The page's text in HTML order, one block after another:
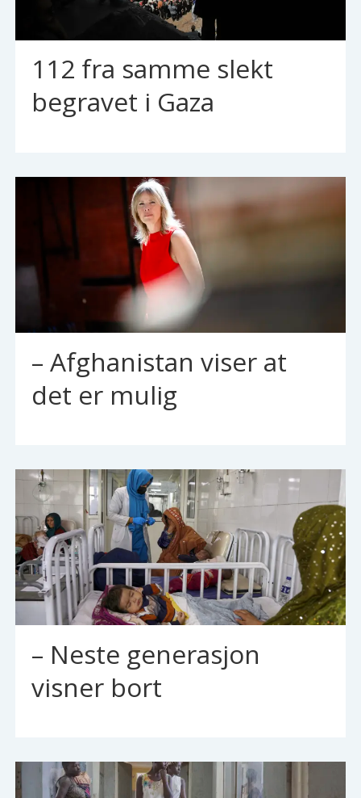
112 fra samme slekt
begravet i Gaza
– Afghanistan viser at
det er mulig
– Neste generasjon
visner bort